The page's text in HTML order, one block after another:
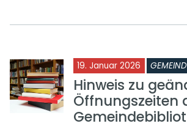
19. Januar 2026
Hinweis zu
Öffnungszeiten